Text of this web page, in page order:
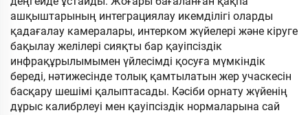
ашқыштарының интеграциялау икемділігі оларды
қадағалау камералары, интерком жүйелері және кіруге
бақылау желілері сияқты бар қауіпсіздік
инфрақұрылымымен үйлесімді қосуға мүмкіндік
береді, нәтижесінде толық қамтылатын жер учаскесін
басқару шешімі қалыптасады. Кәсіби орнату жүйенің
дұрыс калибрлеуі мен қауіпсіздік нормаларына сай